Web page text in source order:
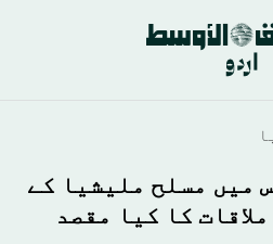
میں مسلح ملیشیا کے
کا کیا مقصد